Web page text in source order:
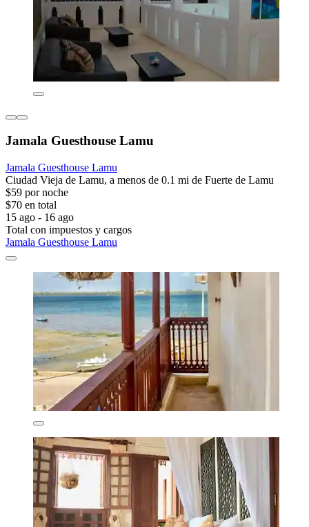
Jamala Guesthouse Lamu
Jamala Guesthouse Lamu
Ciudad Vieja de Lamu, a menos de 0.1 mi de Fuerte de Lamu
$59 por noche
$70 en total
15 ago - 16 ago
Total con impuestos y cargos
Jamala Guesthouse Lamu